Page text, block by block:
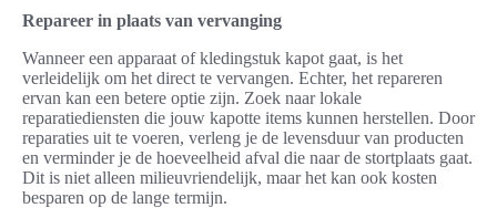
Repareer in plaats van vervanging
Wanneer een apparaat of kledingstuk kapot gaat, is het
verleidelijk om het direct te vervangen. Echter, het repareren
ervan kan een betere optie zijn. Zoek naar lokale
reparatiediensten die jouw kapotte items kunnen herstellen. Door
reparaties uit te voeren, verleng je de levensduur van producten
en verminder je de hoeveelheid afval die naar de stortplaats gaat.
Dit is niet alleen milieuvriendelijk, maar het kan ook kosten
besparen op de lange termijn.